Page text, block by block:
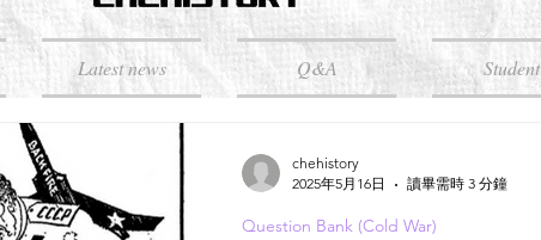
Latest news Q&A Student
Question Bank (Cold War)
chehistory
2025年5月16日
讀畢需時 3 分鐘